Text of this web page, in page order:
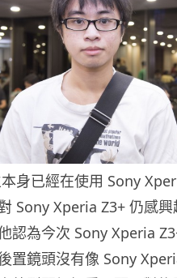
身已經在使用 Sony
Sony Xperia Z3+ 仍感
認為今次 Sony Xperia
置鏡頭沒有像 Sony